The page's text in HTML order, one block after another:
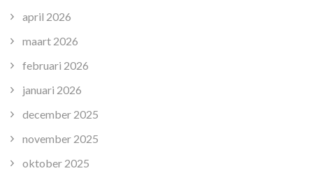
april 2026
maart 2026
februari 2026
januari 2026
december 2025
november 2025
oktober 2025